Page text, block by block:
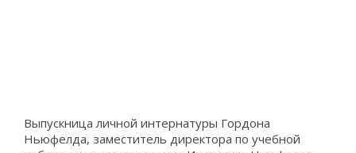
Выпускница личной интернатуры Гордона
Ньюфелда, заместитель директора по учебной